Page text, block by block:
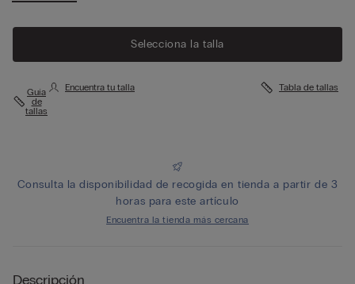
Selecciona la talla
Guía
de
tallas
Encuentra tu talla Tabla de tallas
Consulta la disponibilidad de recogida en tienda a partir de 3
horas para este artículo
Encuentra la tienda más cercana
Descripción